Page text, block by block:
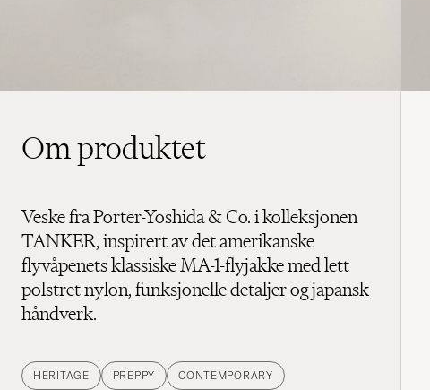
Om produktet
Veske fra Porter-Yoshida & Co. i kolleksjonen
TANKER, inspirert av det amerikanske
flyvåpenets klassiske MA-1-flyjakke med lett
polstret nylon, funksjonelle detaljer og japansk
håndverk.
HERITAGE PREPPY CONTEMPORARY